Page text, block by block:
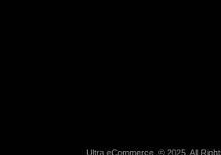
Ultra eCommerce. © 2025. All